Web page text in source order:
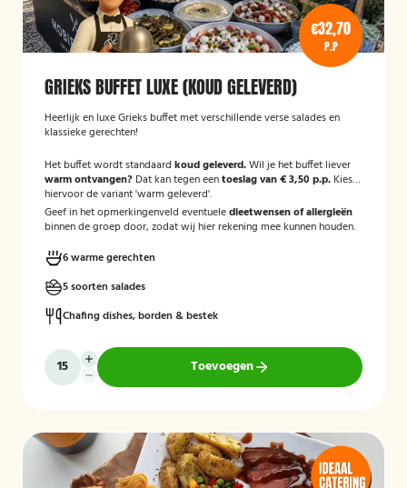
€32,70
P.P
GRIEKS BUFFET LUXE (KOUD GELEVERD)
Heerlijk en luxe Grieks buffet met verschillende verse salades en
klassieke gerechten!
Het buffet wordt standaard koud geleverd.Wil je het buffet liever
warm ontvangen? Dat kan tegen eentoeslag van € 3,50 p.p. Kies
hiervoor de variant 'warm geleverd'.
Geef in het opmerkingenveld eventueledieetwensen of allergieën
binnen de groep door, zodat wij hier rekening mee kunnen houden.
6 warme gerechten
5 soorten salades
Chafing dishes, borden & bestek
Toevoegen